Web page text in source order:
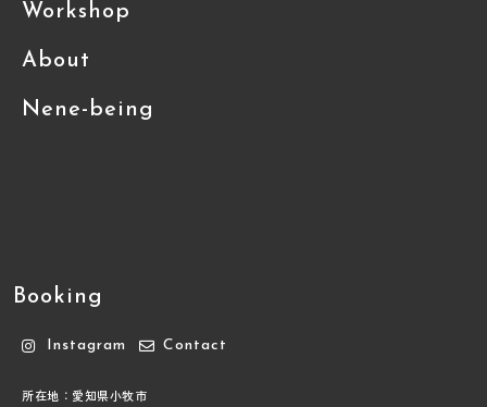
Booking
Instagram Contact
所在地：愛知県小牧市
Workshop
About
Nene-being